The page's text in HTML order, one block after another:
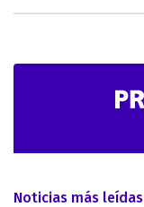
Noticias más leídas